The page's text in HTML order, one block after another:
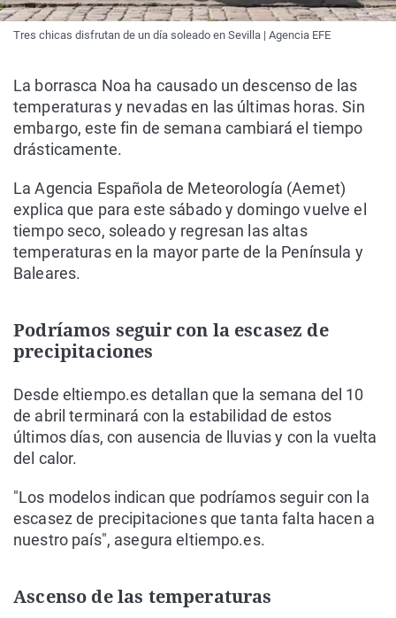
Tres chicas disfrutan de un día soleado en Sevilla | Agencia EFE
La borrasca Noa ha causado un descenso de las
temperaturas y nevadas en las últimas horas. Sin
embargo, este fin de semana cambiará el tiempo
drásticamente.
La Agencia Española de Meteorología (Aemet)
explica que para este sábado y domingo vuelve el
tiempo seco, soleado y regresan las altas
temperaturas en la mayor parte de la Península y
Baleares.
Podríamos seguir con la escasez de
precipitaciones
Desde eltiempo.es detallan que la semana del 10
de abril terminará con la estabilidad de estos
últimos días, con ausencia de lluvias y con la vuelta
del calor.
"Los modelos indican que podríamos seguir con la
escasez de precipitaciones que tanta falta hacen a
nuestro país", asegura eltiempo.es.
Ascenso de las temperaturas